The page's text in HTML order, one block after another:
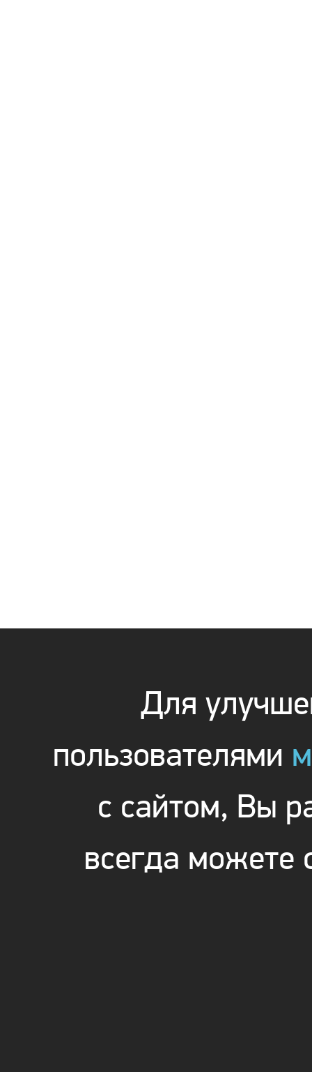
Для
пользователями
с сайтом, Вы
всегда можете